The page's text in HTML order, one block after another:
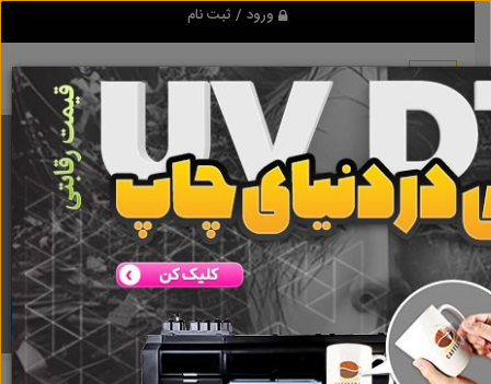
ورود / ثبت نام
برنامه اندروید تبلیغ شو
مرجع نیازمندیها و تبلیغات اینترنتی
دانلود